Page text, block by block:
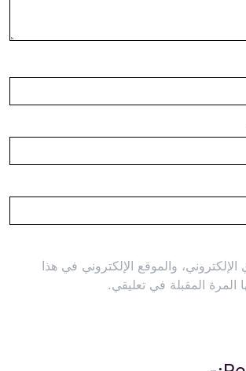
والموقع الإلكتروني في هذا
المرة المقبلة في تعليقي.